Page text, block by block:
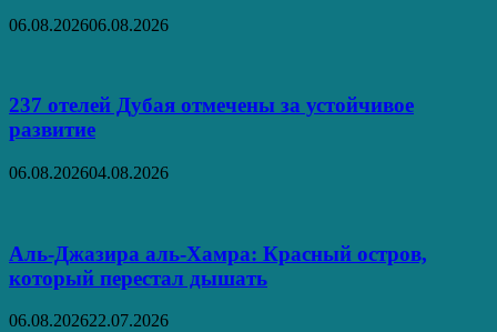
06.08.202606.08.2026
237 отелей Дубая отмечены за устойчивое
развитие
06.08.202604.08.2026
Аль‑Джазира аль‑Хамра: Красный остров,
который перестал дышать
06.08.202622.07.2026